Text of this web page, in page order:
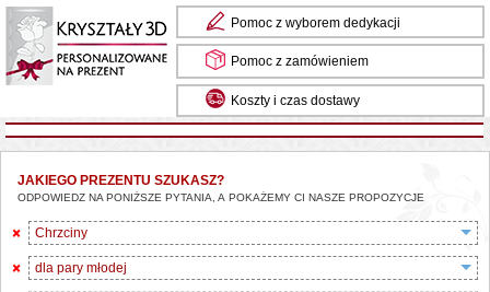
Pomoc z wyborem dedykacji
Pomoc z zamówieniem
Koszty i czas dostawy
JAKIEGO PREZENTU SZUKASZ?
ODPOWIEDZ NA PONIŻSZE PYTANIA, A POKAŻEMY CI NASZE PROPOZYCJE
Chrzciny
dla pary młodej